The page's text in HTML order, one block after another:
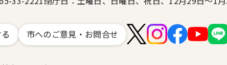
市へのご意見・お問合せ